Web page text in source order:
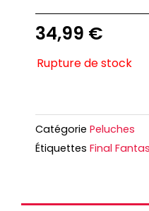
34,99 €
Rupture de stock
Catégorie Peluches
Étiquettes Final